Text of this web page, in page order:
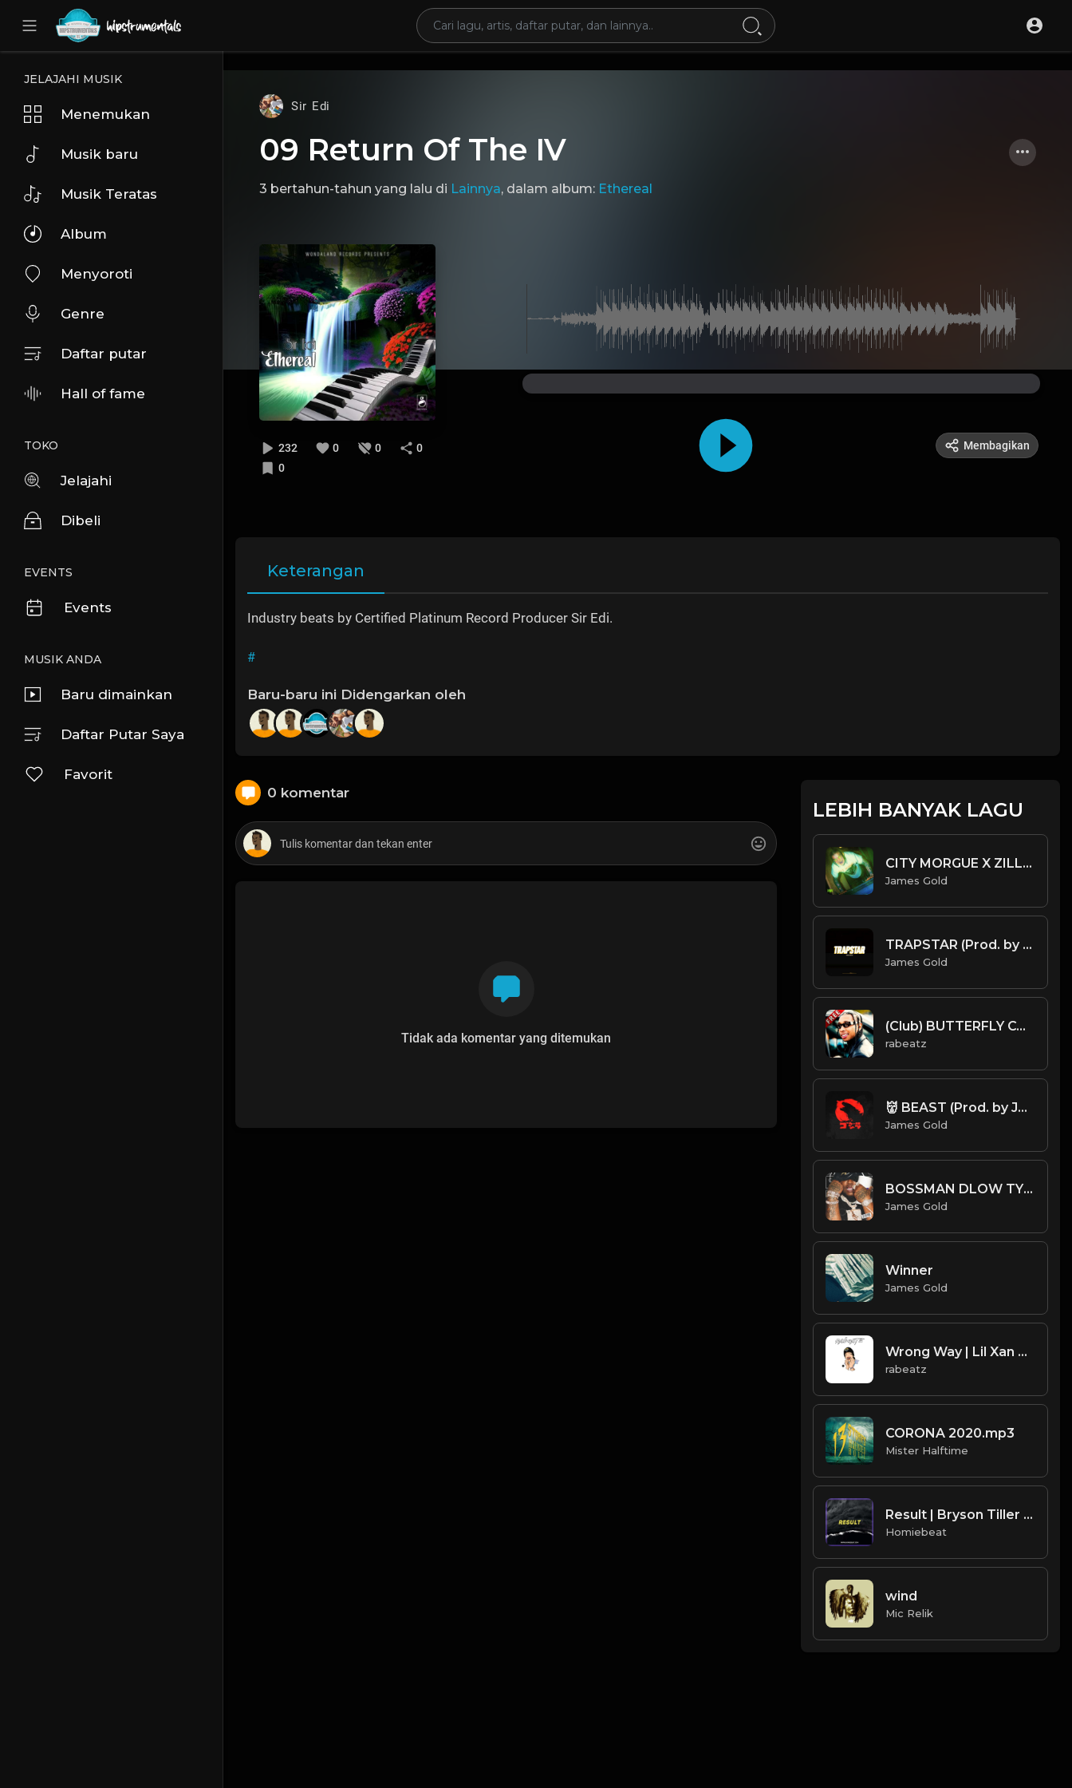
UA-36237165-1
JELAJAHI MUSIK
Menemukan
Musik baru
Musik Teratas
Album
Menyoroti
Genre
Daftar putar
Hall of fame
TOKO
Jelajahi
Dibeli
EVENTS
Events
MUSIK ANDA
Baru dimainkan
Daftar Putar Saya
Favorit
Sir Edi
09 Return Of The IV
3 bertahun-tahun yang lalu di Lainnya, dalam album: Ethereal
232 0 0
0
0
Membagikan
Keterangan
Industry beats by Certified Platinum Record Producer Sir Edi.
#
Baru-baru ini Didengarkan oleh
0 komentar
Tidak ada komentar yang ditemukan
LEBIH BANYAK LAGU
CITY MORGUE X ZILLAKAMI X SOSMULA TYPE BEAT ~ TOXIC | PROD. JAMES GOLD
James Gold
TRAPSTAR (Prod. by James Gold) (144BPM).mp3
James Gold
(Club) BUTTERFLY COUPE - Tyga type beat - Club Banger Rap Instrumental (102 bpm)
rabeatz
👹 BEAST (Prod. by James Gold)
James Gold
BOSSMAN DLOW TYPE BEAT - PACK | PROD. JAMES GOLD
James Gold
Winner
James Gold
Wrong Way | Lil Xan & Kidd Keo type beat
rabeatz
CORONA 2020.mp3
Mister Halftime
Result | Bryson Tiller Type Beat
Homiebeat
wind
Mic Relik